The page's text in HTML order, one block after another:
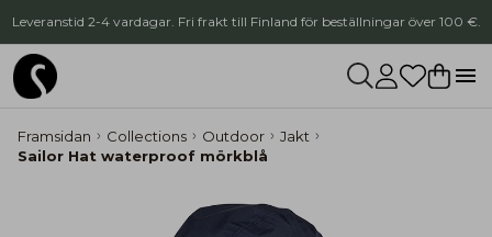
Leveranstid 2-4 vardagar. Fri frakt till Finland för beställningar över 100 €.
Framsidan Collections Outdoor
Jakt
Sailor Hat waterproof mörkblå